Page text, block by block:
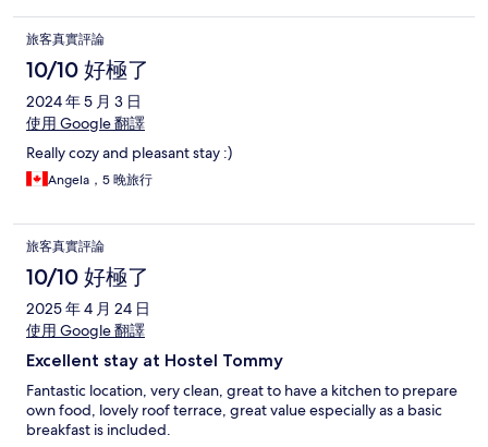
旅客真實評論
10/10 好極了
2024 年 5 月 3 日
使用 Google 翻譯
Really cozy and pleasant stay :)
Angela，5 晚旅行
旅客真實評論
10/10 好極了
2025 年 4 月 24 日
使用 Google 翻譯
Excellent stay at Hostel Tommy
Fantastic location, very clean, great to have a kitchen to prepare
own food, lovely roof terrace, great value especially as a basic
breakfast is included.